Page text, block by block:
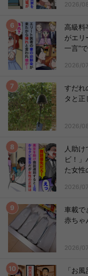
2026/
高級料
がエリ
一言”
2026/
すだれ
タと正
2026/
人助
ビ！
た女性
2026/
車載で
赤ちゃ
2026/
「お